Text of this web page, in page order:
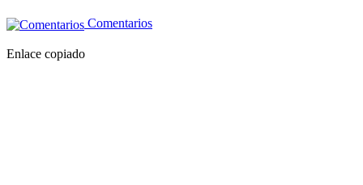
Comentarios
Enlace copiado